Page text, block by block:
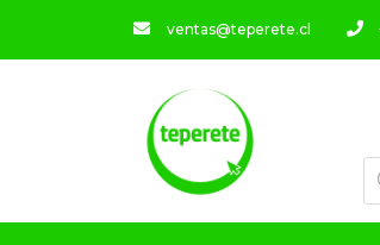
ventas@teperete.cl